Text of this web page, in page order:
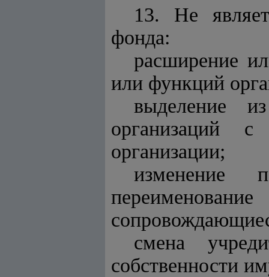
13. Не
фонда:
расширение
или функций
выделение
организаций
организации;
изменение
смена
собственности